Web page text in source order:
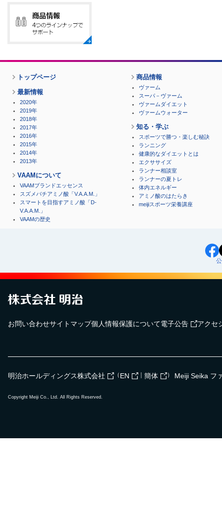
トップページ
最新情報
2020年
2019年
2018年
2017年
2016年
2015年
2014年
2013年
VAAMについて
VAAMブランドエッセンス
スズメバチアミノ酸「V.A.A.M.」
スマートを目指すアミノ酸「D-
V.A.A.M.」
VAAMの歴史
商品情報
ヴァーム
スーパ－ヴァーム
ヴァームダイエット
ヴァームウォーター
知る・学ぶ
スポーツで勝つ・楽しむ秘訣
ランニング
健康的なダイエットとは
エクササイズ
ランナー相談室
ランナーの夏トレ
体内エネルギー
アミノ酸のはたらき
meijiスポーツ栄養講座
お問い合わせサイトマップ個人情報保護について電子公告 アクセ
明治ホールディングス株式会社 （ EN ｜ 簡体 ） Meiji Seika フ
Copyright Meiji Co., Ltd. All Rights Reserved.